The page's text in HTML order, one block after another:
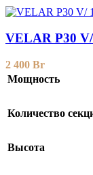
VELAR P30
2 400 Br
Мощность
Количество
Высота